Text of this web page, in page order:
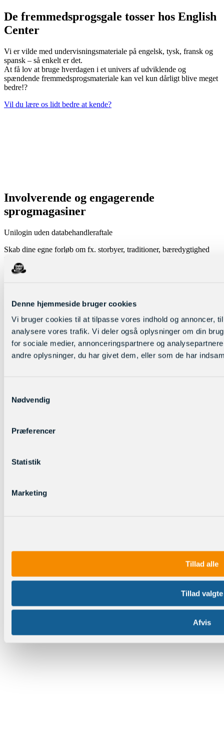
Denne hjemmeside bruger cookies
Vi bruger cookies til at tilpasse vores indhold og annoncer,
analysere vores trafik. Vi deler også oplysninger om din
for sociale medier, annonceringspartnere og
andre oplysninger, du har givet dem, eller som de har
Nødvendig
Præferencer
Statistik
Marketing
Tillad alle
Tillad valgte
Afvis
De fremmedsprogsgale tosser hos English
Center
Vi er vilde med undervisningsmateriale på engelsk, tysk, fransk og
spansk – så enkelt er det.
At få lov at bruge hverdagen i et univers af udviklende og
spændende fremmedsprogsmateriale kan vel kun dårligt blive meget
bedre!?
Vil du lære os lidt bedre at kende?
Involverende og engagerende
sprogmagasiner
Unilogin uden databehandleraftale
Skab dine egne forløb om fx. storbyer, traditioner, bæredygtighed
m.m, eller lad eleverne gøre sine egne opdagelser, med vores online
portal. Vores sprogmagasiner omfatter blandt andet artikler indenfor
gaming, mode, klima, tech, trends, skuespillere, sangere,
Ubegrænset adgang og print for alle (Uni-login)
100 aktuelle magasiner
5 niveauer (4 på tysk)
200 artikler med højtlæsning